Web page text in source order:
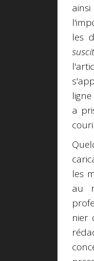
les
a
les
au
nier